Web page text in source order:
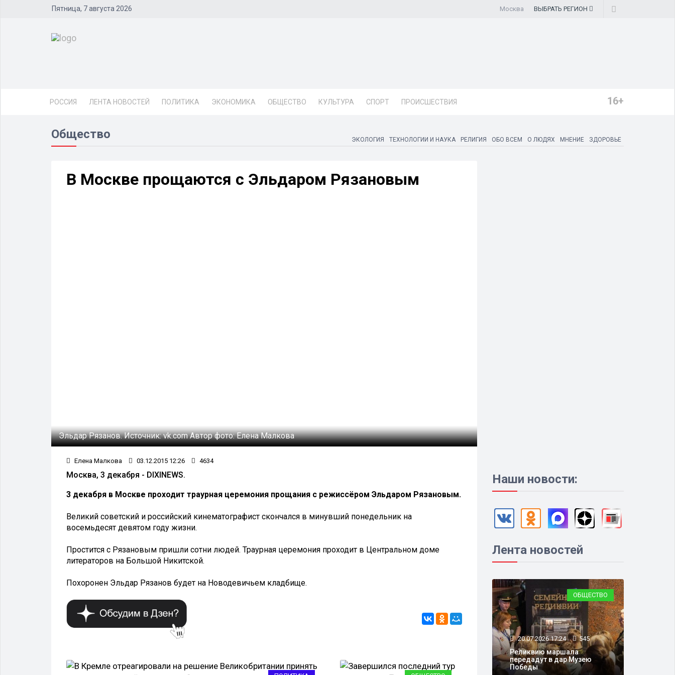
Пятница, 7 августа 2026 Москва ВЫБРАТЬ РЕГИОН
РОССИЯ ЛЕНТА НОВОСТЕЙ ПОЛИТИКА ЭКОНОМИКА ОБЩЕСТВО КУЛЬТУРА СПОРТ ПРОИСШЕСТВИЯ 16+
Общество ЭКОЛОГИЯ ТЕХНОЛОГИИ И НАУКА РЕЛИГИЯ ОБО ВСЕМ О ЛЮДЯХ МНЕНИЕ ЗДОРОВЬЕ
В Москве прощаются с Эльдаром Рязановым
Эльдар Рязанов.Источник:vk.comАвтор фото:Елена Малкова
Елена Малкова 03.12.2015 12:26 4634
Москва, 3 декабря - DIXINEWS.
3 декабря в Москве проходит траурная церемония прощания с режиссёром Эльдаром Рязановым.
Великий советский и российский кинематографист скончался в минувший понедельник на
восемьдесят девятом году жизни.
Простится с Рязановым пришли сотни людей. Траурная церемония проходит в Центральном доме
литераторов на Большой Никитской.
Похоронен Эльдар Рязанов будет на Новодевичьем кладбище.
Наши новости:
Лента новостей
ОБЩЕСТВО
20.07.2026 17:24 545
Реликвию маршала
передадут в дар Музею
Победы